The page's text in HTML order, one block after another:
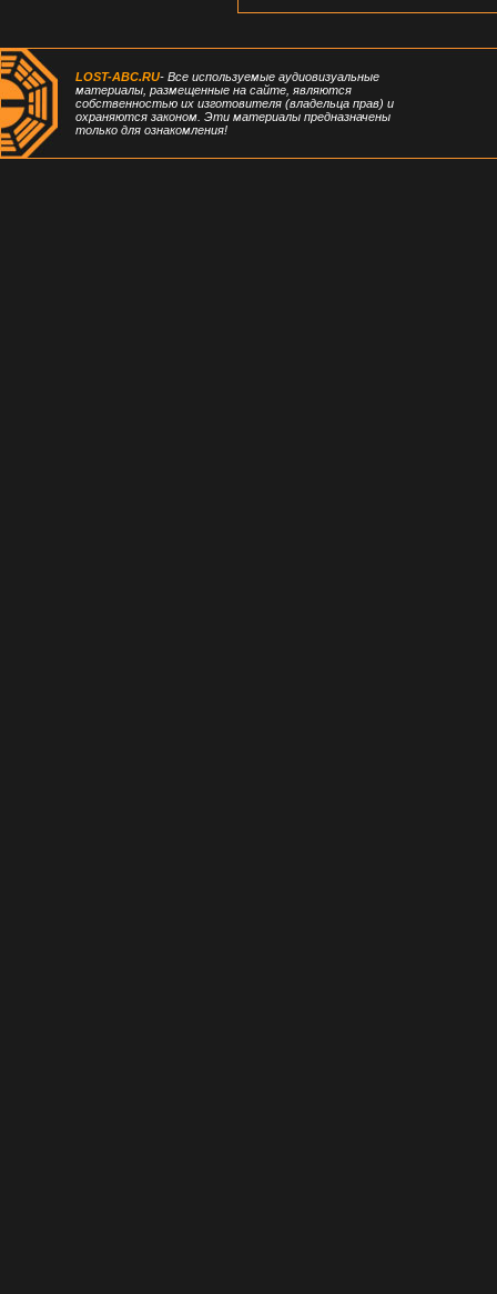
LOST-ABC.RU- Все используемые аудиовизуальные
материалы, размещенные на сайте, являются
собственностью их изготовителя (владельца прав) и
охраняются законом. Эти материалы предназначены
только для ознакомления!